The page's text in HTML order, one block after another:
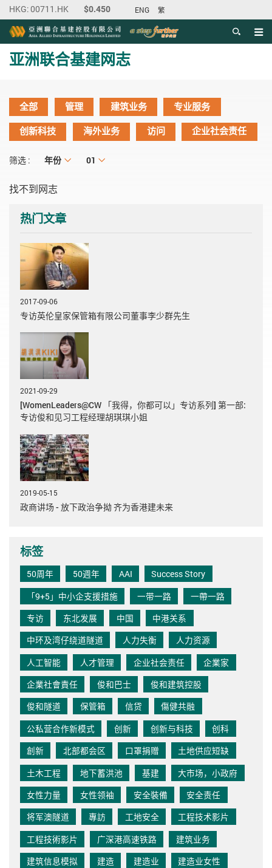
ENG 繁
目录
主内容开始
亚洲联合基建网志
全部 管理 建筑业务
专业服务
创新科技
海外业务 访问 企业社会责任
筛选 : 年份
年份 月份
01
找不到网志
热门文章
2017-09-06
专访英伦皇家保管箱有限公司董事李少群先生
2021-09-29
[WomenLeaders@CW 「我得，你都可以」专访系列] 第一部:
专访俊和见习工程经理胡琪琪小姐
2019-05-15
政商讲场 - 放下政治争拗 齐为香港建未来
标签
50周年 50週年 AAI
Success Story
「9+5」中小企支援措施
一带一路
一帶一路
专访
东北发展 中国
中港关系
中环及湾仔绕道隧道
人力失衡
人力资源
人工智能
人才管理 企业社会责任
企業家
企業社會責任
俊和巴士
俊和建筑控股
俊和隧道
保管箱 信贷
傷健共融
公私营合作新模式
创新 创新与科技
创科
創新
北部都会区 口罩捐赠
土地供应短缺
土木工程
地下蓄洪池 基建
大市场，小政府
女性力量
女性领袖 安全裝備
安全责任
将军澳隧道
專訪 工地安全
工程技术影片
工程技術影片
广深港高速铁路
建筑业务
建筑信息模拟
建造 建造业
建造业女性